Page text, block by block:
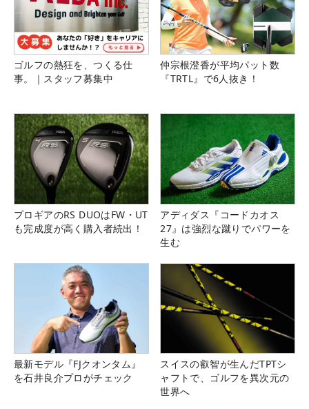
ゴルフの熱狂を、つくる仕
事。｜スタッフ募集中
仲宗根澄香が平均パット数
『TRTL』で6人抜き！
プロギアのRS DUOはFW・UT
も完成度が高く購入者続出！
アディダス『コードカオス
27』は強烈な蹴りでパワーを
生む
最新モデル『FJクオンタム』
を石井良介プロがチェック
スイスの叡智が生んだTPTシ
ャフトで、ゴルフを異次元の
世界へ